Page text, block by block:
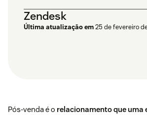
Zendesk
Última atualização em25 de fevereiro
Pós-venda é o relacionamento que uma